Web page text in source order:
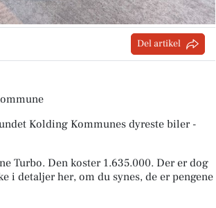
Del artikel
Kolding Kommunes dyreste biler -
Turbo. Den koster 1.635.000. Der er dog
i detaljer her, om du synes, de er pengene